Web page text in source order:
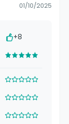
01/10/2025
+8